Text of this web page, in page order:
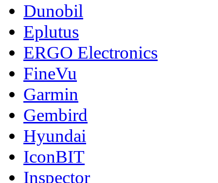
Dunobil
Eplutus
ERGO Electronics
FineVu
Garmin
Gembird
Hyundai
IconBIT
Inspector